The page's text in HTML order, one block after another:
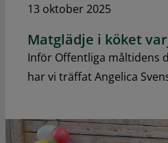
13 oktober 2025
Matglädje i köket
Inför Offentliga måltidens
har vi träffat Angelica